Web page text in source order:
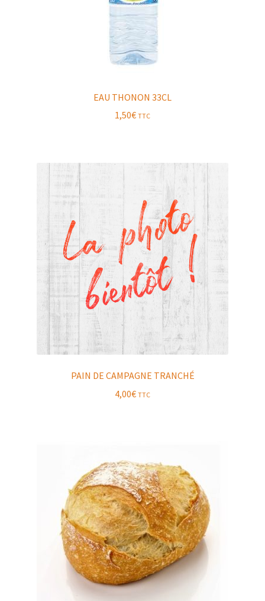
EAU THONON 33CL
1,50€ TTC
PAIN DE CAMPAGNE TRANCHÉ
4,00€ TTC